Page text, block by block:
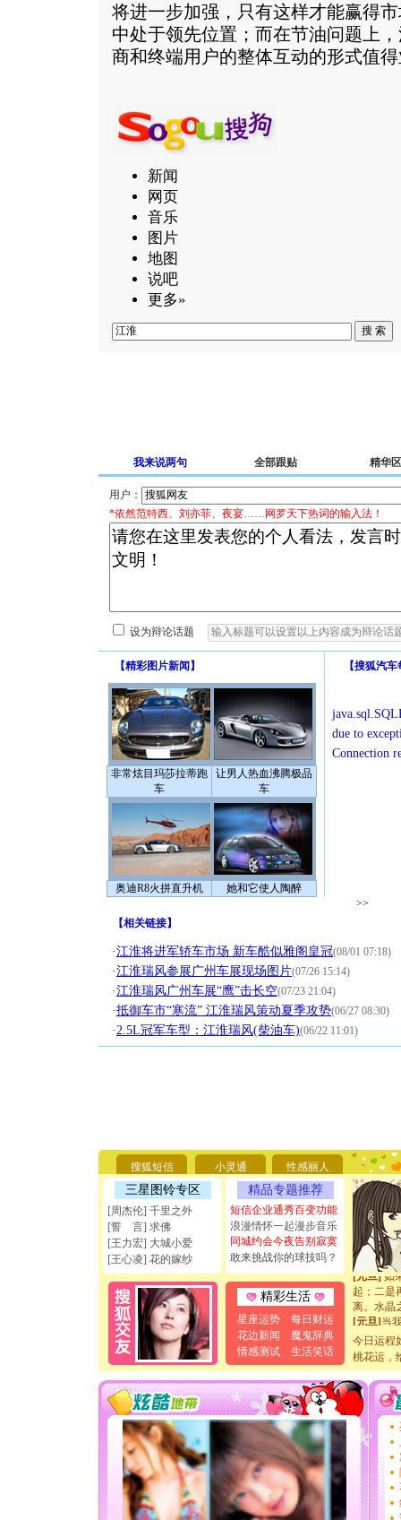
将进一步加强，只有这样才能赢得
中处于领先位置；而在节油问题上
商和终端用户的整体互动的形式值
新闻
网页
音乐
图片
地图
说吧
更多»
我来说两句 全部跟贴 精华区
用户：
*依然范特西、刘亦菲、夜宴……网罗天下热词的输入法！
设为辩论话题
【精彩图片新闻 】
非常炫目玛莎拉蒂跑
车
让男人热血沸腾极品
车
奥迪R8火拼直升机 她和它使人陶醉
【搜狐汽车
due to
Connection
>>
【相关链接】
·江淮将进军轿车市场 新车酷似雅阁皇冠(08/01 07:18)
·江淮瑞风参展广州车展现场图片(07/26 15:14)
·江淮瑞风广州车展“鹰”击长空(07/23 21:04)
·抵御车市“寒流” 江淮瑞风策动夏季攻势(06/27 08:30)
·2.5L冠军车型：江淮瑞风(柴油车)(06/22 11:01)
搜狐短信 小灵通 性感丽人
三星图铃专区
[周杰伦] 千里之外
[誓 言] 求佛
[王力宏] 大城小爱
[王心凌] 花的嫁纱
精品专题推荐
短信企业通秀百变功能
浪漫情怀一起漫步音乐
同城约会今夜告别寂寞
敢来挑战你的球技吗？
精彩生活
星座运势
每日财运
花边新闻
魔鬼辞典
情感测试
生活笑话
[圣诞节]
能正大
天都要快
[圣诞节]
如意,快
[元旦]看
断电。爱
你是我专
[元旦]如
起；二是
离。水晶
[元旦] 当
卖了。
[春节]风
颜！冬去
道一声平
[春节]传
片叶子
送你一
[圣诞节]
你太多
要平安
[圣诞节]
能正大
今日运程
桃花运，